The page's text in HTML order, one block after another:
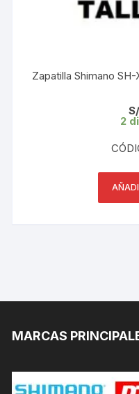
Zapatilla Shimano
S/
2
MARCAS